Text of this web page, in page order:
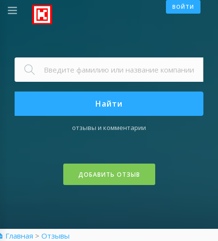
ВОЙТИ
Найти
отзывы и комментарии
ДОБАВИТЬ ОТЗЫВ
Главная > Отзывы